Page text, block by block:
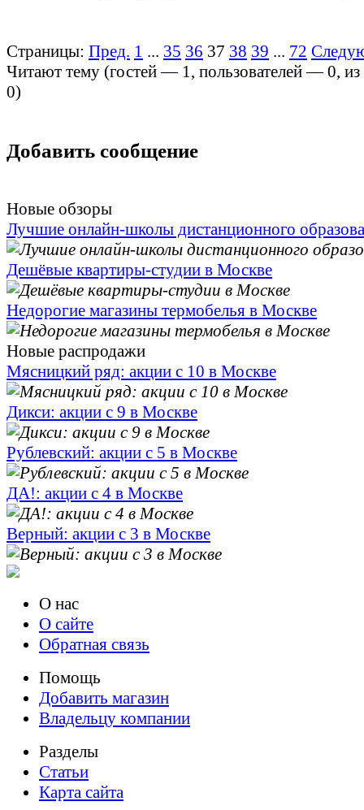
Страницы: Пред. 1 ... 35 36 37 38 39 ... 72
Читают тему (гостей — 1, пользователей —0,
0)
Добавить сообщение
Новые обзоры
Лучшие онлайн-школы дистанционного
Дешёвые квартиры-студии в Москве
Недорогие магазины термобелья в Москве
Новые распродажи
Мясницкий ряд: акции с 10 в Москве
Дикси: акции с 9 в Москве
Рублевский: акции с 5 в Москве
ДА!: акции с 4 в Москве
Верный: акции с 3 в Москве
О нас
О сайте
Обратная связь
Помощь
Добавить магазин
Владельцу компании
Разделы
Статьи
Карта сайта